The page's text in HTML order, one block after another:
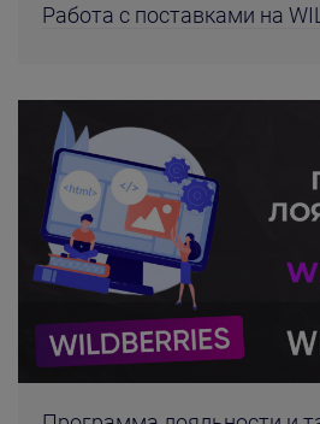
Работа с поставками на